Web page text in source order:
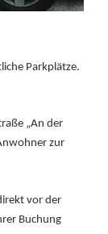
Parkplätze.
„An der
zur
vor der
Buchung